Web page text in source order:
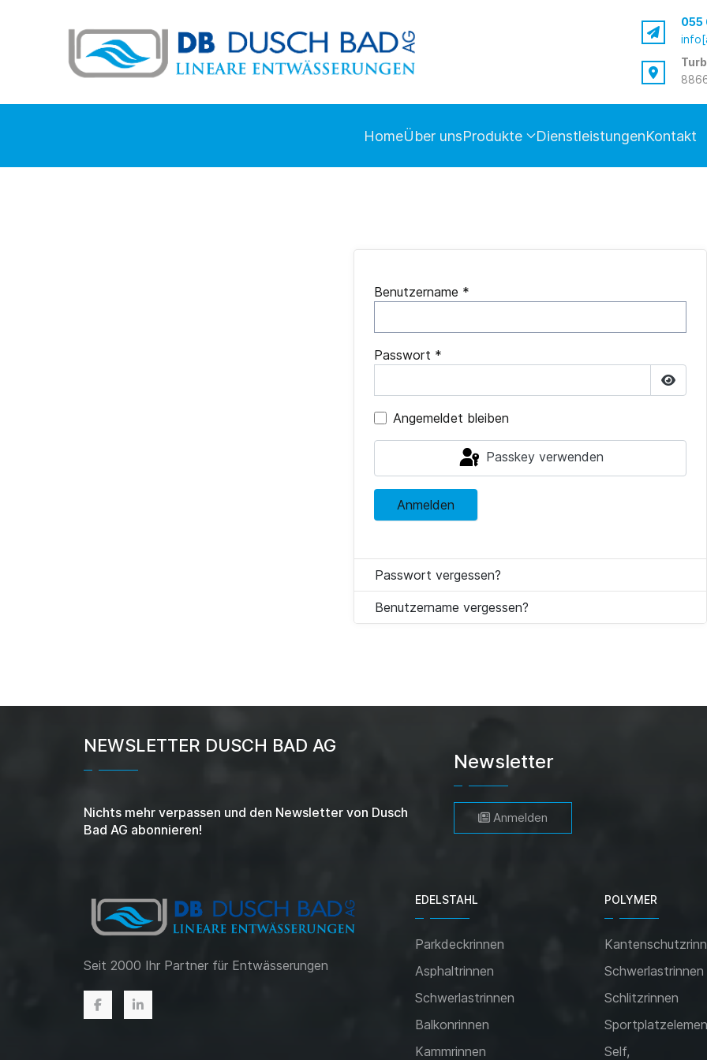
055
HomeÜber unsProdukte DienstleistungenKontakt
Benutzername *
Passwort *
Angemeldet bleiben
Passkey verwenden
Anmelden
Passwort vergessen?
Benutzername vergessen?
NEWSLETTER DUSCH BAD AG
Nichts mehr verpassen und den Newsletter von Dusch
Bad AG abonnieren!
Newsletter
Anmelden
Seit 2000 Ihr Partner für Entwässerungen
EDELSTAHL
Parkdeckrinnen
Asphaltrinnen
Schwerlastrinnen
Balkonrinnen
Kammrinnen
POLYMER
Schwerlastrinnen
Schlitzrinnen
Self,